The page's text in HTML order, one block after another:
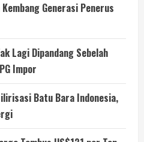
Generasi Penerus
Lagi Dipandang Sebelah
Impor
Batu Bara Indonesia,